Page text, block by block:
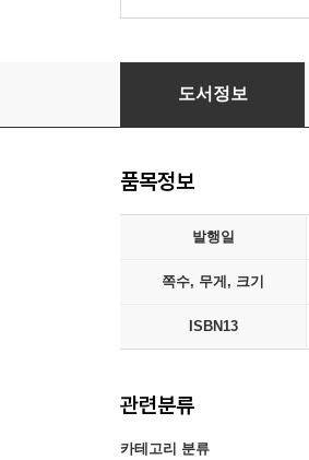
결정적 사건으로 배우
도서정보
품목정보
발행일
쪽수, 무게, 크기
ISBN13
관련분류
카테고리 분류